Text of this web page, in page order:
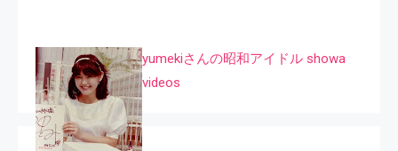
yumekiさんの昭和アイドル showa
videos